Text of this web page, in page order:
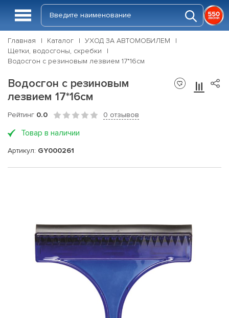
Главная Каталог
УХОД ЗА АВТОМОБИЛЕМ
Щетки, водосгоны, скребки
Водосгон с резиновым лезвием 17*16см
Водосгон с резиновым
лезвием 17*16см
Рейтинг 0.0 0 отзывов
Товар в наличии
Артикул: GY000261